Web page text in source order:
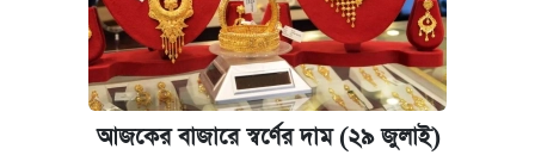
আজকের বাজারে স্বর্ণের দাম (২৯ জুলাই)